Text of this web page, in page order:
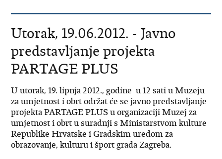
Utorak, 19.06.2012. - Javno
predstavljanje projekta
PARTAGE PLUS
U utorak, 19. lipnja 2012., godine u 12 sati u Muzeju
za umjetnost i obrt održat će se javno predstavljanje
projekta PARTAGE PLUS u organizaciji Muzej za
umjetnost i obrt u suradnji s Ministarstvom kulture
Republike Hrvatske i Gradskim uredom za
obrazovanje, kulturu i šport grada Zagreba.